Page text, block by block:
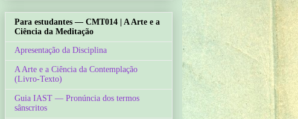
Para estudantes — CMT014 | A Arte e a
Ciência da Meditação
Apresentação da Disciplina
A Arte e a Ciência da Contemplação
(Livro-Texto)
Guia IAST — Pronúncia dos termos
sânscritos